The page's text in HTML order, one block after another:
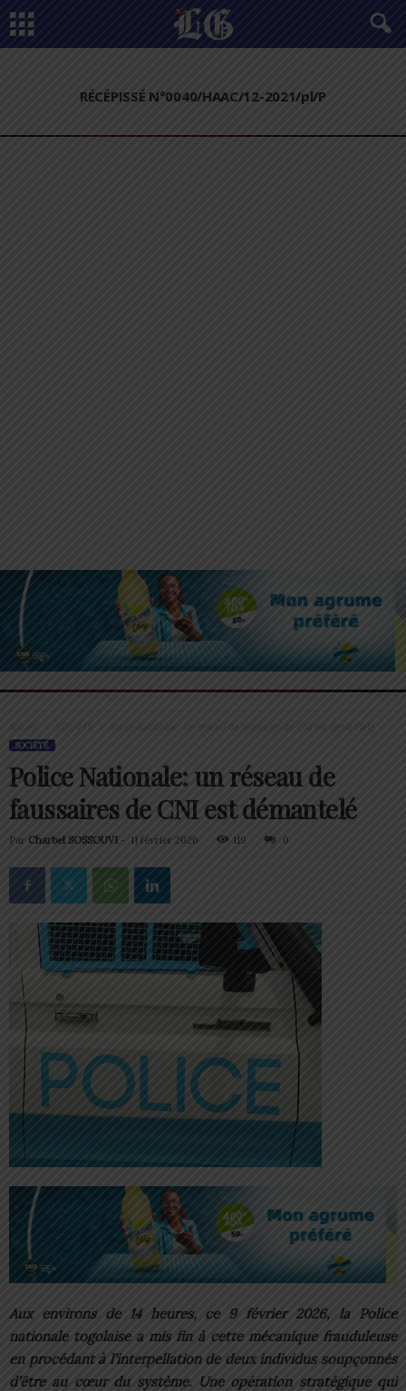
RÉCÉPISSÉ N°0040/HAAC/12-2021/pl/P
Accueil Police Nationale: un réseau de faussaires de CNI est démantelé
SOCIÉTÉ
Police Nationale: un réseau de
faussaires de CNI est démantelé
Par Charbel SOSSOUVI - 11 février 2026 119 0
Aux environs de 14 heures, ce 9 février 2026, la Police
nationale togolaise a mis fin à cette mécanique frauduleuse
en procédant à l’interpellation de deux individus soupçonnés
d’être au cœur du système. Une opération stratégique qui